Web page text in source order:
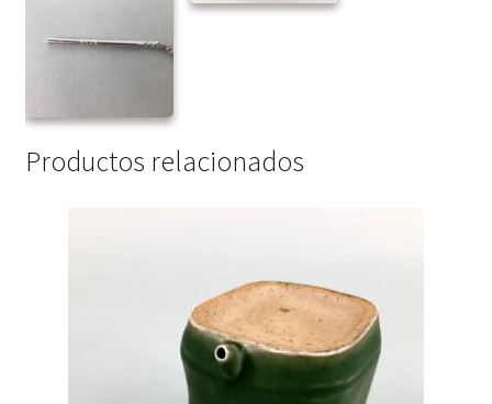
Productos relacionados